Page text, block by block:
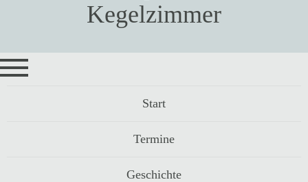
Kegelzimmer
Start
Termine
Geschichte